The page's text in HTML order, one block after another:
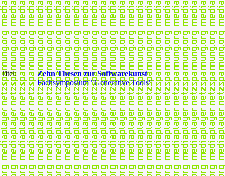
Titel:
Zehn Thesen zur Softwarekunst
Fachsymposium "Generative Tools"